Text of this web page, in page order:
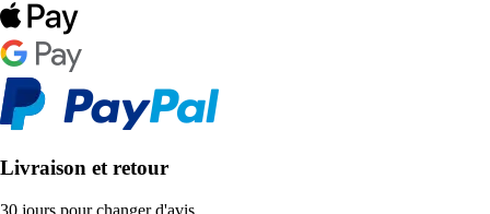
Livraison et retour
30 jours pour changer d'avis